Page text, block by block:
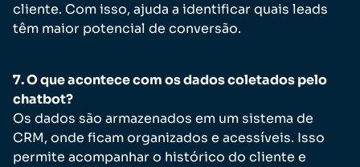
cliente. Com isso, ajuda a identificar quais leads
têm maior potencial de conversão.
7. O que acontece com os dados coletados pelo
chatbot?
Os dados são armazenados em um sistema de
CRM, onde ficam organizados e acessíveis. Isso
permite acompanhar o histórico do cliente e